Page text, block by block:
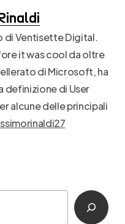
di Ventisette Digital.
it was cool da oltre
di Microsoft, ha
definizione di User
alcune delle principali